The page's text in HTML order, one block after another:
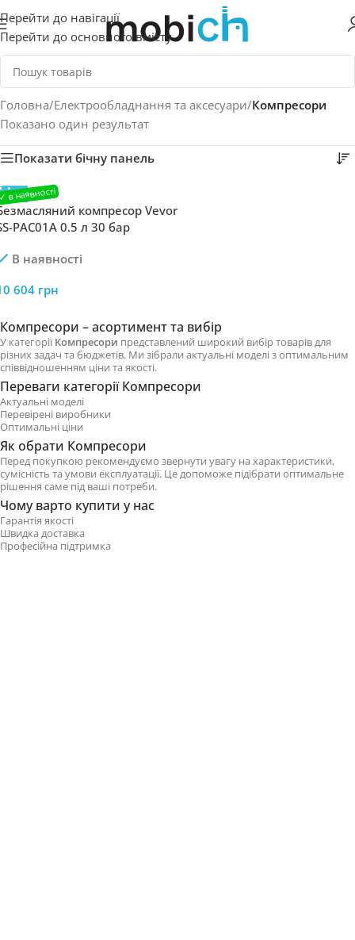
Перейти до навігації
Перейти до основного вмісту
Головна/Електрообладнання та аксесуари/Компресори
Показано один результат
Показати бічну панель
компресор Vevor
PAC01A 0.5 л 30 бар
завдань
В наявності
604 грн
Компресори – асортимент та вибір
У категоріїКомпресори представлений широкий вибір товарів для
різних задач та бюджетів. Ми зібрали актуальні моделі з оптимальним
співвідношенням ціни та якості.
Переваги категорії Компресори
Актуальні моделі
Перевірені виробники
Оптимальні ціни
Як обрати Компресори
Перед покупкою рекомендуємо звернути увагу на характеристики,
сумісність та умови експлуатації. Це допоможе підібрати оптимальне
рішення саме під ваші потреби.
Чому варто купити у нас
Гарантія якості
Швидка доставка
Професійна підтримка